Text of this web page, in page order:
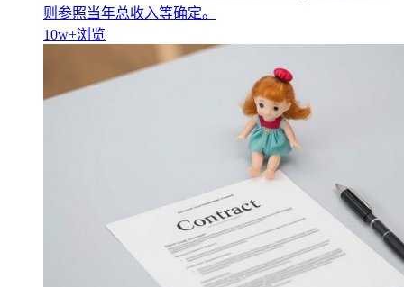
则参照当年总收入等确定。
10w+浏览